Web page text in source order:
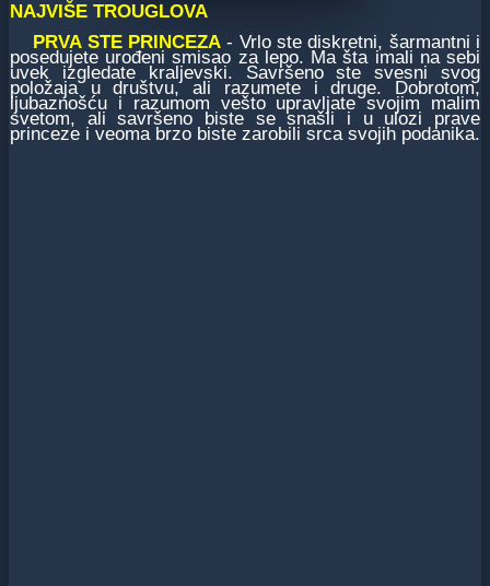
NAJVIŠE TROUGLOVA
PRVA STE PRINCEZA - Vrlo ste diskretni, šarmantni i
posedujete urođeni smisao za lepo. Ma šta imali na sebi
uvek izgledate kraljevski. Savršeno ste svesni svog
položaja u društvu, ali razumete i druge. Dobrotom,
ljubaznošću i razumom vešto upravljate svojim malim
svetom, ali savršeno biste se snašli i u ulozi prave
princeze i veoma brzo biste zarobili srca svojih podanika.